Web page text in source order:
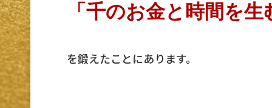
「千のお金と時間を
を鍛えたことにあります。